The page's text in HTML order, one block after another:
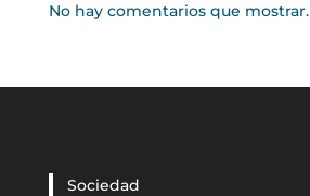
No hay comentarios que mostrar.
Sociedad